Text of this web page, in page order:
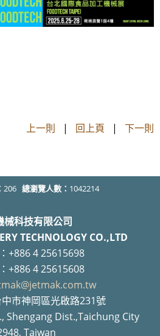
上一則 | 回上頁 | 下一則
206 總瀏覽人數： 1042214
械科技有限公司
TECHNOLOGY CO.,LTD
+886 4 25615698
+886 4 25615608
市神岡區光啟路231號
Shengang Dist.,Taichung City
Taiwan